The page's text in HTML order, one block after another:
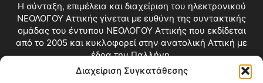
Διαχείριση Συγκατάθεσης
Η σύνταξη, επιμέλεια και διαχείριση του ηλεκτρονικού
ΝΕΟΛΟΓΟΥ Αττικής γίνεται με ευθύνη της συντακτικής
ομάδας του έντυπου ΝΕΟΛΟΓΟΥ Αττικής που εκδίδεται
από το 2005 και κυκλοφορεί στην ανατολική Αττική με
έδρα την Παλλήνη.
Επικοινωνία:info@neologosattikis.gr